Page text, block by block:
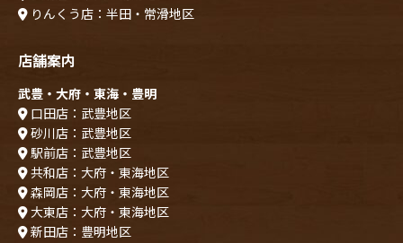
りんくう店：半田・常滑地区
店舗案内
武豊・大府・東海・豊明
口田店：武豊地区
砂川店：武豊地区
駅前店：武豊地区
共和店：大府・東海地区
森岡店：大府・東海地区
大東店：大府・東海地区
新田店：豊明地区